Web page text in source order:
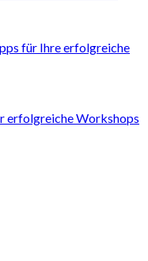
für Ihre erfolgreiche
erfolgreiche Workshops